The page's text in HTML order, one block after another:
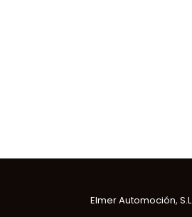
Elmer Automoción, S.L